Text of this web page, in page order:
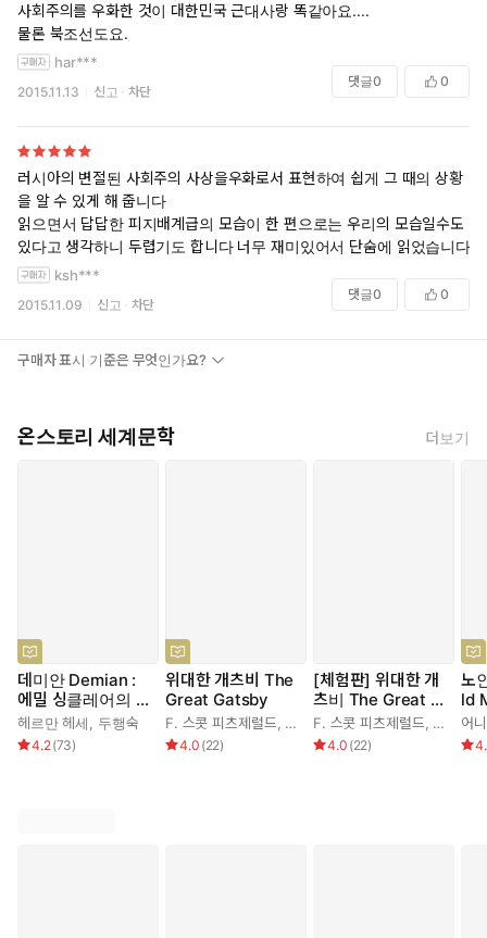
사회주의를 우화한 것이 대한민국 근대사랑 똑같아요....
물론 북조선도요.
har***
2015.11.13 신고 차단
댓글0 0
러시아의 변절된 사회주의 사상을우화로서 표현하여 쉽게 그 때의 상황
을 알 수 있게 해 줍니다
읽으면서 답답한 피지배계급의 모습이 한 편으로는 우리의 모습일수도
있다고 생각하니 두렵기도 합니다 너무 재미있어서 단숨에 읽었습니다
ksh***
2015.11.09 신고 차단
댓글0 0
구매자 표시 기준은 무엇인가요?
온스토리 세계문학 더보기
데미안 Demian :
에밀 싱클레어의 젊
은 날 이야기
헤르만 헤세, 두행숙
4.2(73)
위대한 개츠비 The
Great Gatsby
F. 스콧 피츠제럴드, 최성애
4.0 (22)
[체험판] 위대한 개
츠비 The Great G
atsby
F. 스콧 피츠제럴드, 최성애
4.0 (22)
노
ld
ea
어